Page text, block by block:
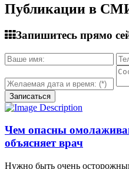
Публикации в
Запишитесь прямо
Чем опасны
объясняет врач
Нужно быть очень